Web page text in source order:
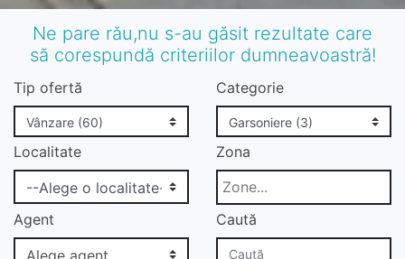
Ne pare rău,nu s-au găsit rezultate care
să corespundă criteriilor dumneavoastră!
Tip ofertă Categorie
Localitate Zona
Agent Caută